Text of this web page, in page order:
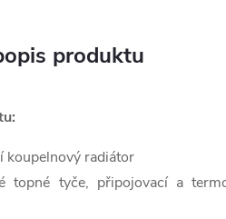
produktu
koupelnový radiátor
topné tyče, připojovací a